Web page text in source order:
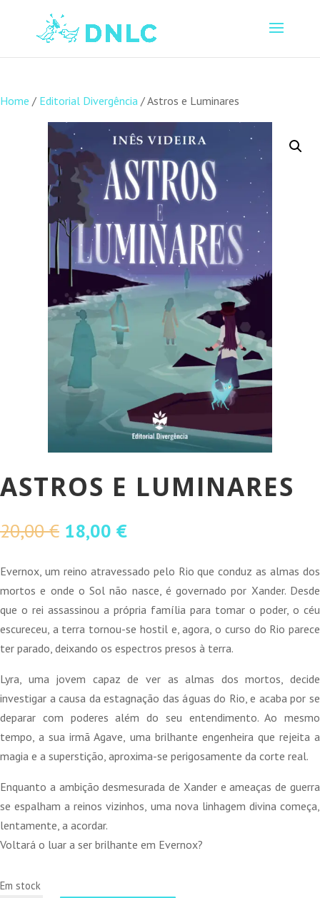
Home / Editorial Divergência / Astros e Luminares
ASTROS E LUMINARES
20,00€ O
original
era:
20,00 €.
18,00 €O
atual
é:
18,00 €.
Evernox, um reino atravessado pelo Rio que conduz as almas dos
mortos e onde o Sol não nasce, é governado por Xander. Desde
que o rei assassinou a própria família para tomar o poder, o céu
escureceu, a terra tornou-se hostil e, agora, o curso do Rio parece
ter parado, deixando os espectros presos à terra.
Lyra, uma jovem capaz de ver as almas dos mortos, decide
investigar a causa da estagnação das águas do Rio, e acaba por se
deparar com poderes além do seu entendimento. Ao mesmo
tempo, a sua irmã Agave, uma brilhante engenheira que rejeita a
magia e a superstição, aproxima-se perigosamente da corte real.
Enquanto a ambição desmesurada de Xander e ameaças de guerra
se espalham a reinos vizinhos, uma nova linhagem divina começa,
lentamente, a acordar.
Voltará o luar a ser brilhante em Evernox?
Em stock